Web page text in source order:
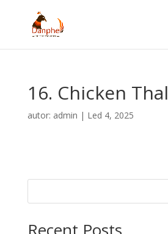
16. Chicken
autor: admin | Led 4, 2025